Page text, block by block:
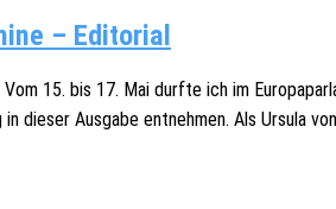
– Editorial
15. bis 17. Mai durfte ich im
dieser Ausga­be entneh­men. Als Ursula